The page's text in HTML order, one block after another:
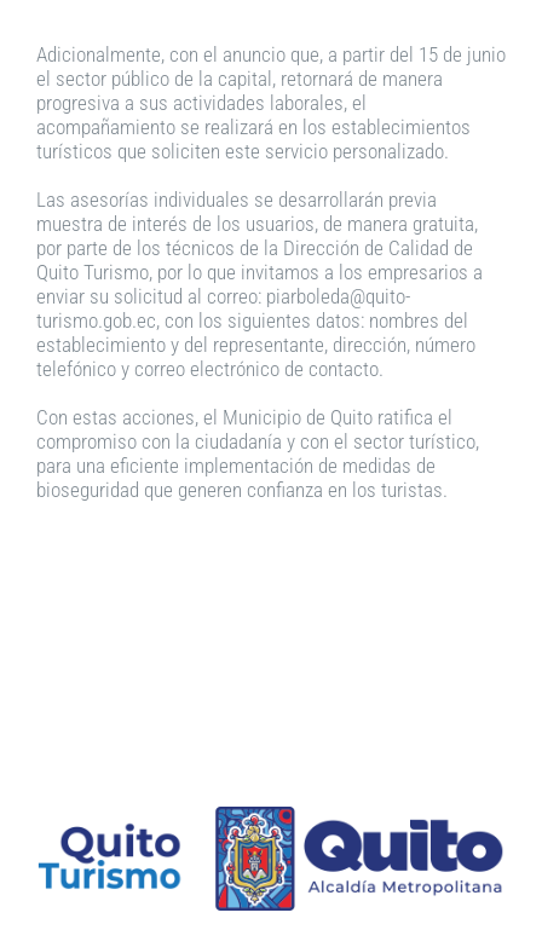
Adicionalmente, con el anuncio que, a partir del 15 de junio
el sector público de la capital, retornará de manera
progresiva a sus actividades laborales, el
acompañamiento se realizará en los establecimientos
turísticos que soliciten este servicio personalizado.
Las asesorías individuales se desarrollarán previa
muestra de interés de los usuarios, de manera gratuita,
por parte de los técnicos de la Dirección de Calidad de
Quito Turismo, por lo que invitamos a los empresarios a
enviar su solicitud al correo: piarboleda@quito-
turismo.gob.ec, con los siguientes datos: nombres del
establecimiento y del representante, dirección, número
telefónico y correo electrónico de contacto.
Con estas acciones, el Municipio de Quito ratifica el
compromiso con la ciudadanía y con el sector turístico,
para una eficiente implementación de medidas de
bioseguridad que generen confianza en los turistas.